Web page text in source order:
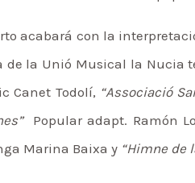
acabará con la
de la Unió Musical la Nucia
Canet Todolí, “Associació
Popular adapt. Ramón
Marina Baixa y “Himne de